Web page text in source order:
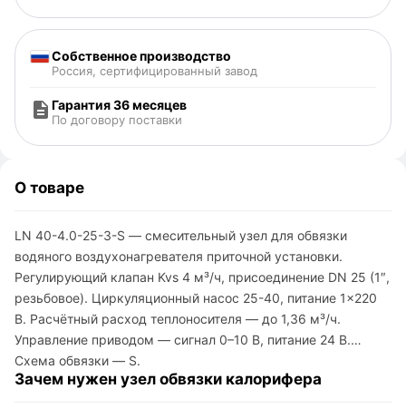
Собственное производство
Россия, сертифицированный завод
Гарантия 36 месяцев
По договору поставки
О товаре
LN 40-4.0-25-3-S — смесительный узел для обвязки
водяного воздухонагревателя приточной установки.
Регулирующий клапан Kvs 4 м³/ч, присоединение DN 25 (1″,
резьбовое). Циркуляционный насос 25-40, питание 1×220
В. Расчётный расход теплоносителя — до 1,36 м³/ч.
Управление приводом — сигнал 0–10 В, питание 24 В.
Схема обвязки — S.
Зачем нужен узел обвязки калорифера